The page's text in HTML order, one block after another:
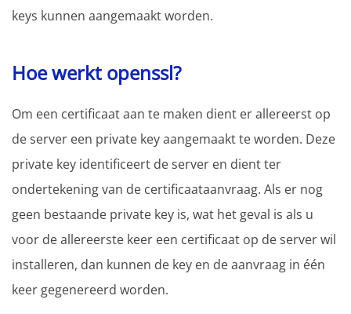
keys kunnen aangemaakt worden.
Hoe werkt openssl?
Om een certificaat aan te maken dient er allereerst op
de server een private key aangemaakt te worden. Deze
private key identificeert de server en dient ter
ondertekening van de certificaataanvraag. Als er nog
geen bestaande private key is, wat het geval is als u
voor de allereerste keer een certificaat op de server wil
installeren, dan kunnen de key en de aanvraag in één
keer gegenereerd worden.